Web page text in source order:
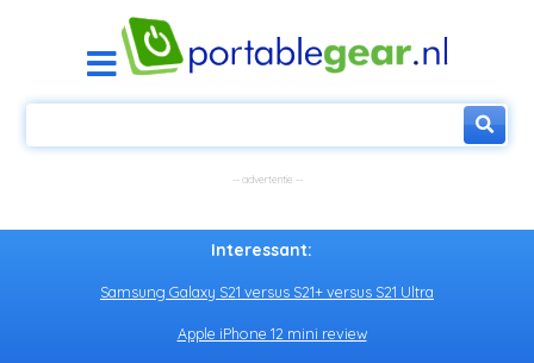
Interessant:
Samsung Galaxy S21 versus S21+ versus S21 Ultra
Apple iPhone 12 mini review